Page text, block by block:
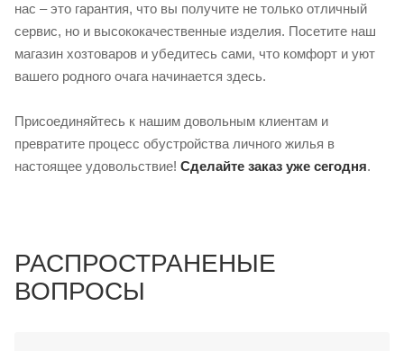
нас – это гарантия, что вы получите не только отличный
сервис, но и высококачественные изделия. Посетите наш
магазин хозтоваров и убедитесь сами, что комфорт и уют
вашего родного очага начинается здесь.
Присоединяйтесь к нашим довольным клиентам и
превратите процесс обустройства личного жилья в
настоящее удовольствие! Сделайте заказ уже сегодня.
РАСПРОСТРАНЕНЫЕ
ВОПРОСЫ